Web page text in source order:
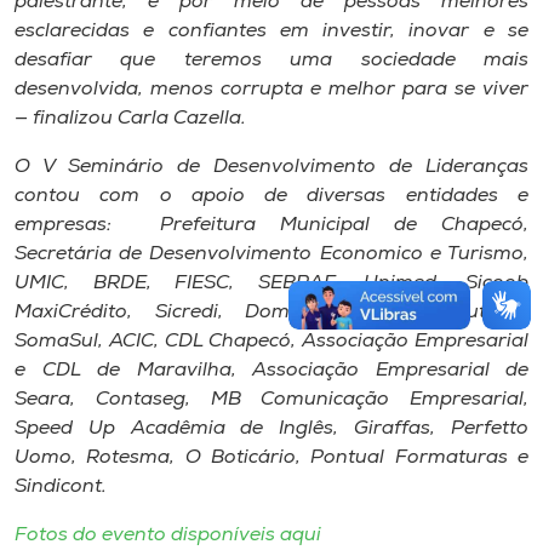
esclarecidas e confiantes em investir, inovar e se
desafiar que teremos uma sociedade mais
desenvolvida, menos corrupta e melhor para se viver
— finalizou Carla Cazella.
O V Seminário de Desenvolvimento de Lideranças
contou com o apoio de diversas entidades e
empresas: Prefeitura Municipal de Chapecó,
Secretária de Desenvolvimento Economico e Turismo,
UMIC, BRDE, FIESC, SEBRAE, Unimed, Sicoob
MaxiCrédito, Sicredi, Dome Expertise Tributária,
SomaSul, ACIC, CDL Chapecó, Associação Empresarial
e CDL de Maravilha, Associação Empresarial de
Seara, Contaseg, MB Comunicação Empresarial,
Speed Up Acadêmia de Inglês, Giraffas, Perfetto
Uomo, Rotesma, O Boticário, Pontual Formaturas e
Sindicont.
Fotos do evento disponíveis aqui